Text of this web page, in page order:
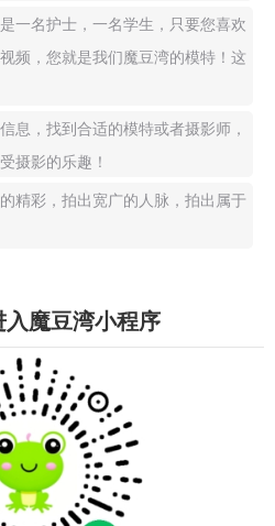
一名护士，一名学生，只要您喜欢
频，您就是我们魔豆湾的模特！这
息，找到合适的模特或者摄影师，
摄影的乐趣！
精彩，拍出宽广的人脉，拍出属于
魔豆湾小程序